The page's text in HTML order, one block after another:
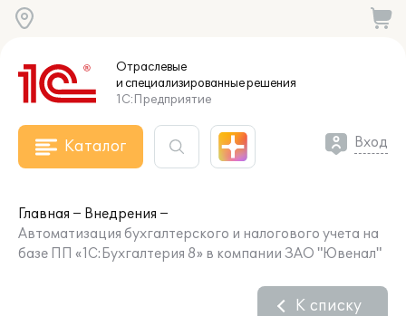
Отраслевые
и специализированныерешения
1С:Предприятие
Каталог Вход
Главная
Внедрения
Автоматизация бухгалтерского и налогового учета на
базе ПП «1C:Бухгалтерия 8» в компании ЗАО "Ювенал"
К списку